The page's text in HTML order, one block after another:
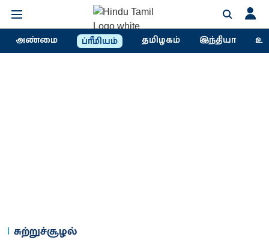
அண்மை ப்ரீமியம் தமிழகம் இந்தியா
சுற்றுச்சூழல்